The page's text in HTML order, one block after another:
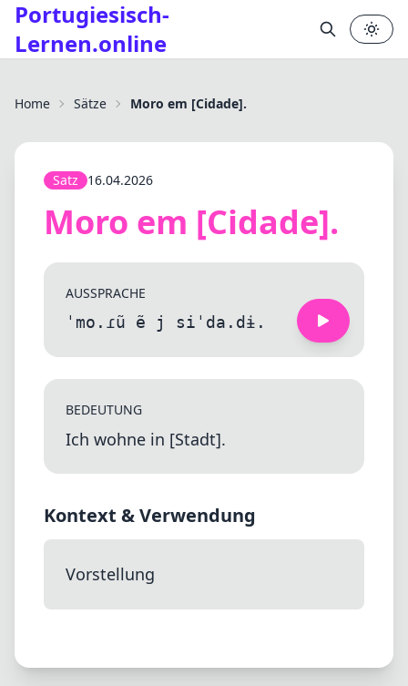
Portugiesisch-
Lernen.online
Home Sätze Moro em [Cidade].
Satz 16.04.2026
Moro em [Cidade].
AUSSPRACHE
ˈmo.ɾũ ẽ j siˈda.dɨ.
BEDEUTUNG
Ich wohne in [Stadt].
Kontext & Verwendung
Vorstellung